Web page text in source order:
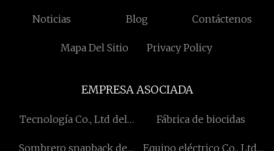
Noticias Blog Contáctenos
Mapa Del Sitio Privacy Policy
EMPRESA ASOCIADA
Tecnología Co., Ltd del
Fábrica de biocidas
Sombrero snapback de Equipo eléctrico Co., Ltd.